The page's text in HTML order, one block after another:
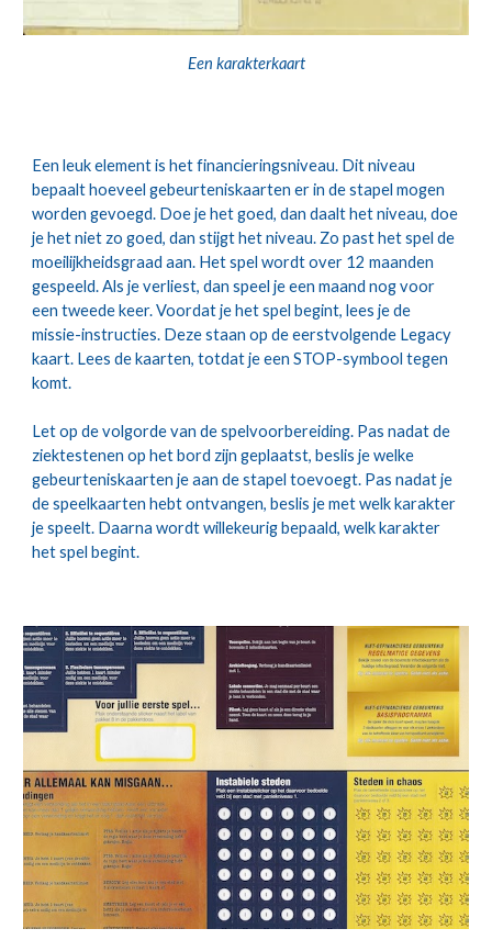
Een karakterkaart
Een leuk element is het financieringsniveau. Dit niveau
bepaalt hoeveel gebeurteniskaarten er in de stapel mogen
worden gevoegd. Doe je het goed, dan daalt het niveau, doe
je het niet zo goed, dan stijgt het niveau. Zo past het spel de
moeilijkheidsgraad aan. Het spel wordt over 12 maanden
gespeeld. Als je verliest, dan speel je een maand nog voor
een tweede keer. Voordat je het spel begint, lees je de
missie-instructies. Deze staan op de eerstvolgende Legacy
kaart. Lees de kaarten, totdat je een STOP-symbool tegen
komt.
Let op de volgorde van de spelvoorbereiding. Pas nadat de
ziektestenen op het bord zijn geplaatst, beslis je welke
gebeurteniskaarten je aan de stapel toevoegt. Pas nadat je
de speelkaarten hebt ontvangen, beslis je met welk karakter
je speelt. Daarna wordt willekeurig bepaald, welk karakter
het spel begint.